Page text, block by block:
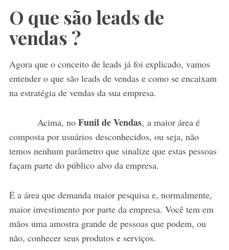
O que são leads de
vendas ?
Agora que o conceito de leads já foi explicado, vamos
entender o que são leads de vendas e como se encaixam
na estratégia de vendas da sua empresa.
Acima, no Funil de Vendas, a maior área é
composta por usuários desconhecidos, ou seja, não
temos nenhum parâmetro que sinalize que estas pessoas
façam parte do público alvo da empresa.
É a área que demanda maior pesquisa e, normalmente,
maior investimento por parte da empresa. Você tem em
mãos uma amostra grande de pessoas que podem, ou
não, conhecer seus produtos e serviços.